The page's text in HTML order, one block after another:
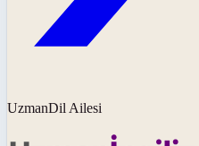
UzmanDil Ailesi